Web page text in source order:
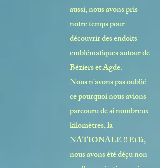
aussi, nous avons pris
notre temps pour
découvrir des endoits
emblématiques autour de
Béziers et Agde.
Nous n'avons pas oublié
ce pourquoi nous avions
parcouru de si nombreux
kilomètres, la
NATIONALE !! Et là,
nous avons été déçu non